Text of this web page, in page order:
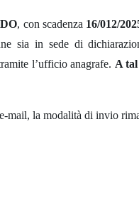
, con scadenza 16/012/
sia in sede di
l’ufficio anagrafe. A
la modalità di invio